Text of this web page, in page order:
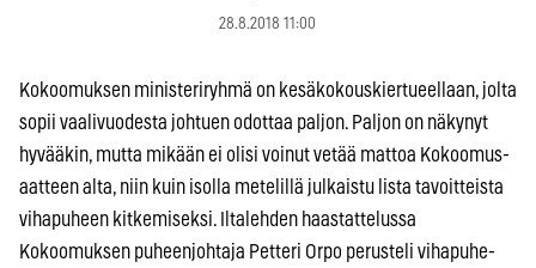
28.8.2018 11:00
Kokoomuksen ministeriryhmä on kesäkokouskiertueellaan, jolta
sopii vaalivuodesta johtuen odottaa paljon. Paljon on näkynyt
hyvääkin, mutta mikään ei olisi voinut vetää mattoa Kokoomus-
aatteen alta, niin kuin isolla metelillä julkaistu lista tavoitteista
vihapuheen kitkemiseksi. Iltalehden haastattelussa
Kokoomuksen puheenjohtaja Petteri Orpo perusteli vihapuhe-